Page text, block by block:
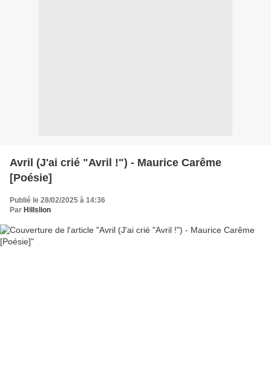
Avril (J'ai crié "Avril !") - Maurice Carême
[Poésie]
Publié le 28/02/2025 à 14:36
Par Hillslion